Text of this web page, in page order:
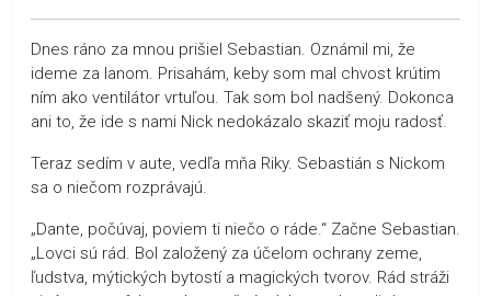
Dnes ráno za mnou prišiel Sebastian. Oznámil mi, že
ideme za Ianom. Prisahám, keby som mal chvost krútim
ním ako ventilátor vrtuľou. Tak som bol nadšený. Dokonca
ani to, že ide s nami Nick nedokázalo skaziť moju radosť.
Teraz sedím v aute, vedľa mňa Riky. Sebastián s Nickom
sa o niečom rozprávajú.
„Dante, počúvaj, poviem ti niečo o ráde.“ Začne Sebastian.
„Lovci sú rád. Bol založený za účelom ochrany zeme,
ľudstva, mýtických bytostí a magických tvorov. Rád stráži